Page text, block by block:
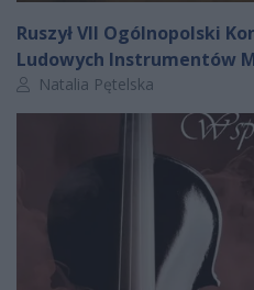
Ruszył VII Ogólnopolski
Ludowych Instrumentów
Autor artykułu:
Natalia Pętelska